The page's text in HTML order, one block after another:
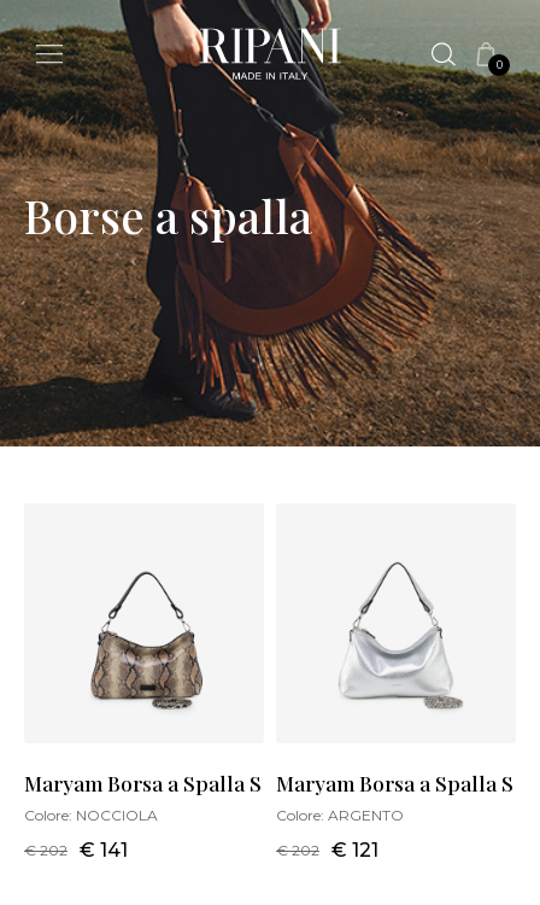
0
Borse a spalla
Maryam Borsa a Spalla S
Colore: NOCCIOLA
€ 202
€ 141
Maryam Borsa a Spalla S
Colore: ARGENTO
€ 202
€ 121